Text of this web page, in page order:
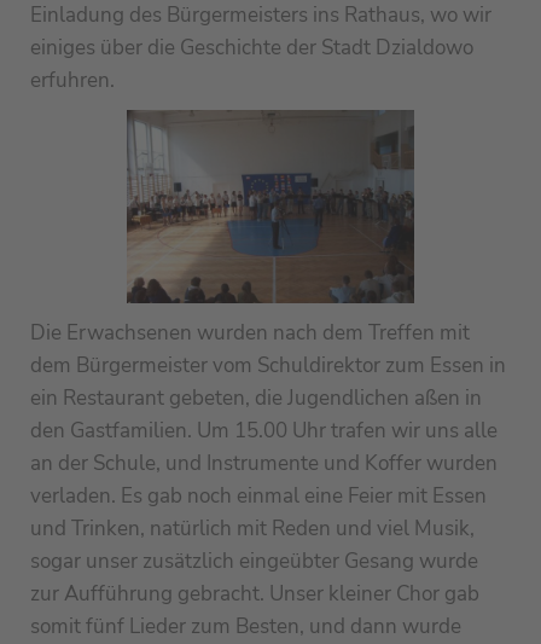
Einladung des Bürgermeisters ins Rathaus, wo wir
einiges über die Geschichte der Stadt Dzialdowo
erfuhren.
Die Erwachsenen wurden nach dem Treffen mit
dem Bürgermeister vom Schuldirektor zum Essen in
ein Restaurant gebeten, die Jugendlichen aßen in
den Gastfamilien. Um 15.00 Uhr trafen wir uns alle
an der Schule, und Instrumente und Koffer wurden
verladen. Es gab noch einmal eine Feier mit Essen
und Trinken, natürlich mit Reden und viel Musik,
sogar unser zusätzlich eingeübter Gesang wurde
zur Aufführung gebracht. Unser kleiner Chor gab
somit fünf Lieder zum Besten, und dann wurde